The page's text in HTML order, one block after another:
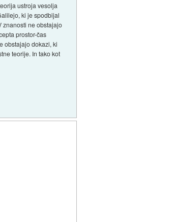
ustroja vesolja
ki je spodbijal
znanosti ne obstajajo
prostor-čas
obstajajo dokazi, ki
teorije. In tako kot